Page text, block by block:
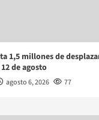
1,5 millones de
de agosto
agosto 6, 2026 77